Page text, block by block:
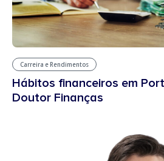
Carreira e Rendimentos
Hábitos financeiros em
Doutor Finanças